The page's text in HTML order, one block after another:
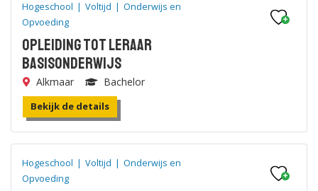
Hogeschool | Voltijd | Onderwijs en
Opvoeding
Opleiding tot leraar
Basisonderwijs
Alkmaar Bachelor
Bekijk de details
Hogeschool | Voltijd | Onderwijs en
Opvoeding